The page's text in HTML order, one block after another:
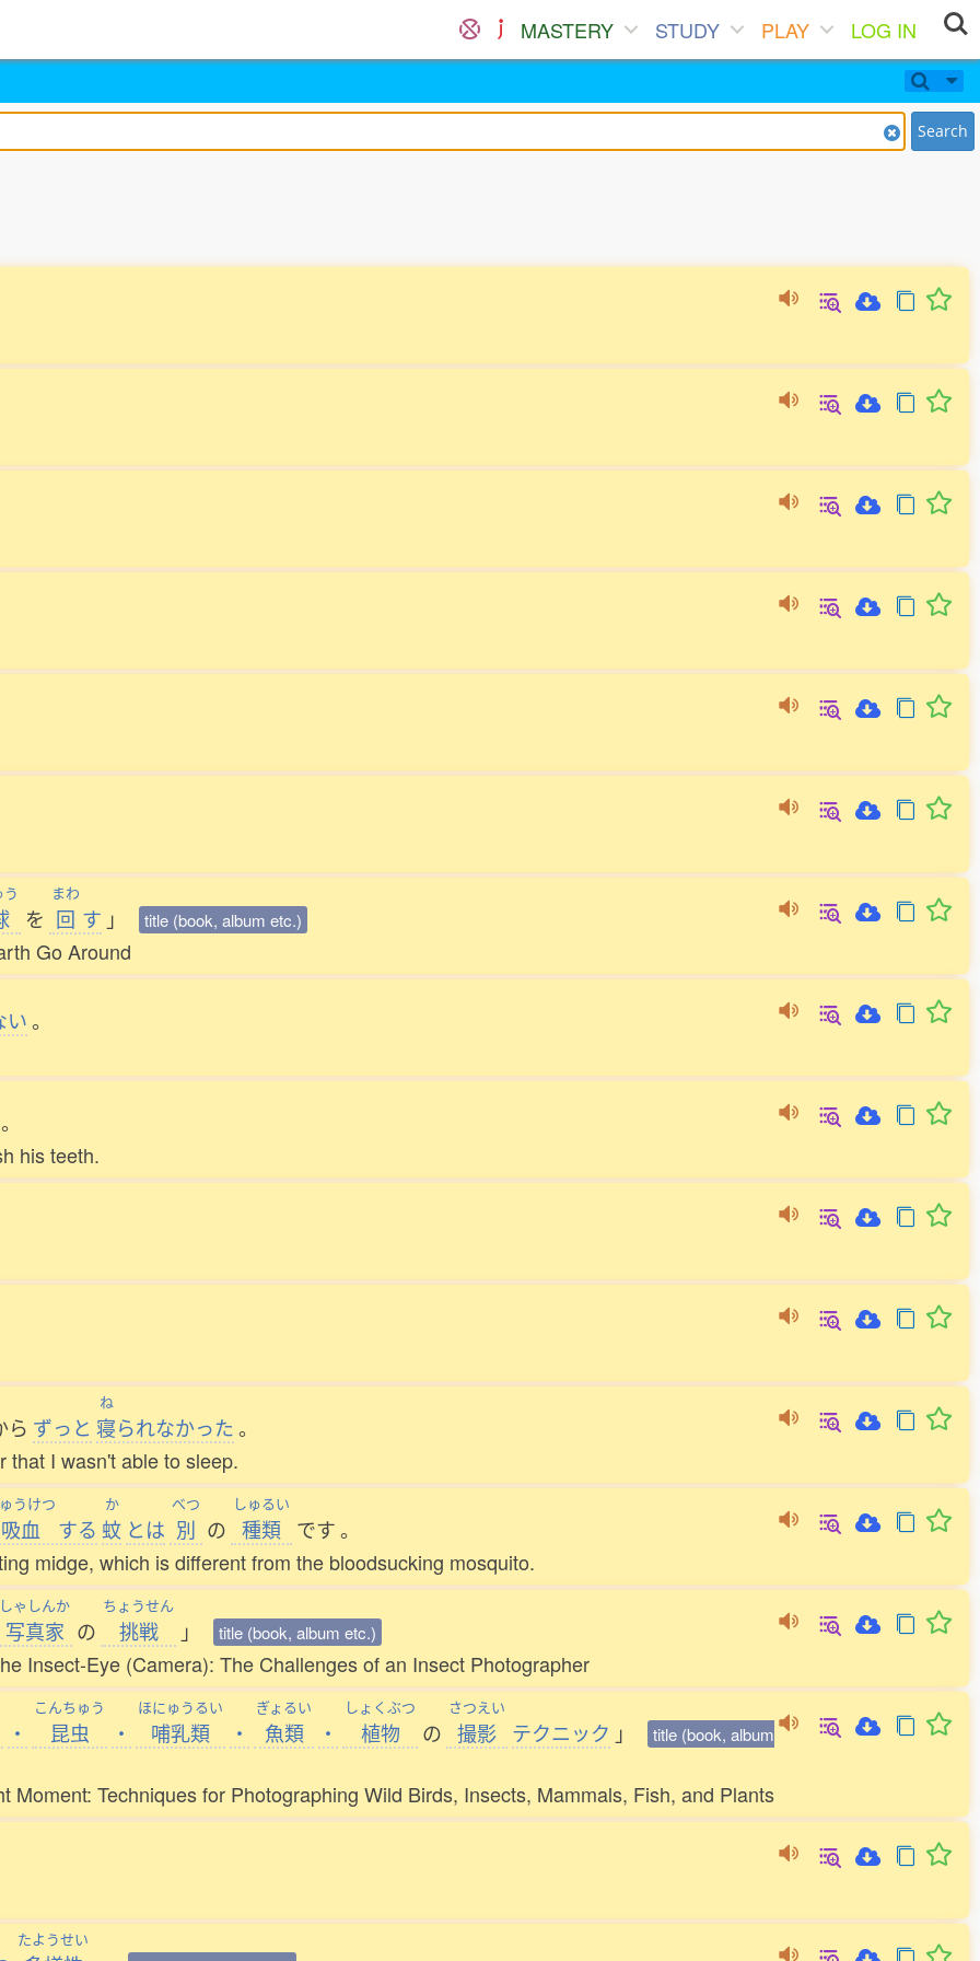
MASTERY STUDY PLAY LOG IN
Search
を
まわ
回 す 」 title (book, album etc.)
Go Around
い。
。
his teeth.
ら ずっと
ね
寝られなかった。
that I wasn't able to sleep.
うけつ
吸血 する
か
蚊 とは
べつ
別 の
しゅるい
種類 です。
midge, which is different from the bloodsucking mosquito.
しゃしんか
写真家 の
ちょうせん
挑戦 」 title (book, album etc.)
Insect-Eye (Camera): The Challenges of an Insect Photographer
・
こんちゅう
昆虫 ・
ほにゅうるい
哺乳類 ・
ぎょるい
魚類 ・
しょくぶつ
植物 の
さつえい
撮影 テクニック 」 title (book, album
Moment: Techniques for Photographing Wild Birds, Insects, Mammals, Fish, and Plants
たようせい